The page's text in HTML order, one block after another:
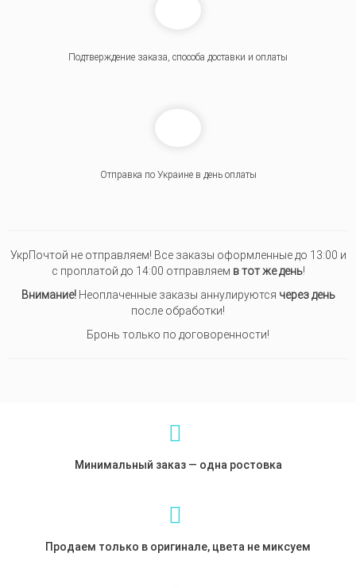
Подтверждение заказа, способа доставки и оплаты
Отправка по Украине в день оплаты
УкрПочтой не отправляем! Все заказы оформленные до 13:00 и
с проплатой до 14:00 отправляем в тот же день!
Внимание!Неоплаченные заказы аннулируются через день
после обработки!
Бронь только по договоренности!
Минимальный заказ — одна ростовка
Продаем только в оригинале, цвета не миксуем